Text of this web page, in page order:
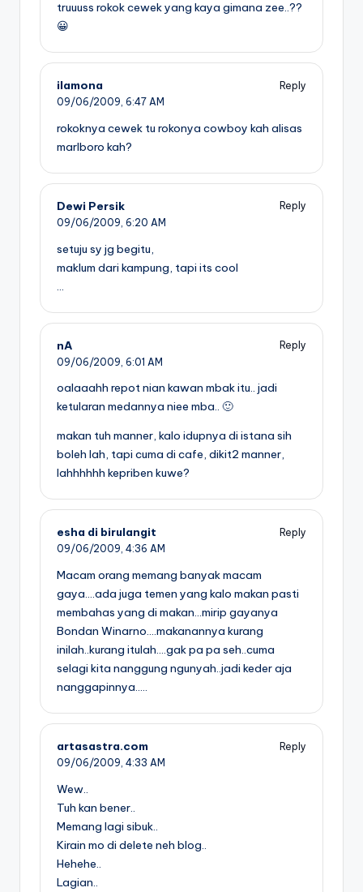
truuuss rokok cewek yang kaya gimana zee..??
😀
ilamona
Reply
09/06/2009, 6:47 AM
rokoknya cewek tu rokonya cowboy kah alisas
marlboro kah?
Dewi Persik
Reply
09/06/2009, 6:20 AM
setuju sy jg begitu,
maklum dari kampung, tapi its cool
…
nA
Reply
09/06/2009, 6:01 AM
oalaaahh repot nian kawan mbak itu.. jadi
ketularan medannya niee mba.. 🙂
makan tuh manner, kalo idupnya di istana sih
boleh lah, tapi cuma di cafe, dikit2 manner,
lahhhhhh kepriben kuwe?
esha di birulangit
Reply
09/06/2009, 4:36 AM
Macam orang memang banyak macam
gaya….ada juga temen yang kalo makan pasti
membahas yang di makan…mirip gayanya
Bondan Winarno….makanannya kurang
inilah..kurang itulah….gak pa pa seh..cuma
selagi kita nanggung ngunyah..jadi keder aja
nanggapinnya…..
artasastra.com
Reply
09/06/2009, 4:33 AM
Wew..
Tuh kan bener..
Memang lagi sibuk..
Kirain mo di delete neh blog..
Hehehe..
Lagian..